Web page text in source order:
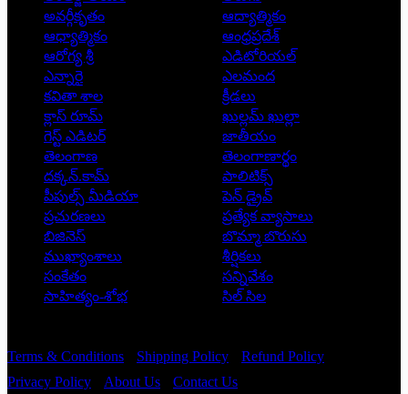
అవర్గీకృతం
ఆద్యాత్మికం
ఆధ్యాత్మికం
ఆంధ్రప్రదేశ్
ఆరోగ్య శ్రీ
ఎడిటోరియల్
ఎన్నారై
ఎలమంద
కవితా శాల
క్రీడలు
క్లాస్ రూమ్
ఖుల్లమ్ ఖుల్లా
గెస్ట్ ఎడిటర్
జాతీయం
తెలంగాణ
తెలంగాణార్థం
దక్కన్.కామ్
పాలిటిక్స్
పీపుల్స్ ‌మీడియా
పెన్ డ్రైవ్
ప్రచురణలు
ప్రత్యేక వ్యాసాలు
బిజినెస్
బొమ్మా బొరుసు
ముఖ్యాంశాలు
శీర్షికలు
సంకేతం
సన్నివేశం
సాహిత్యం-శోభ
సిల్ సిల
Terms & Conditions Shipping Policy
Refund Policy
Privacy Policy
About Us Contact Us